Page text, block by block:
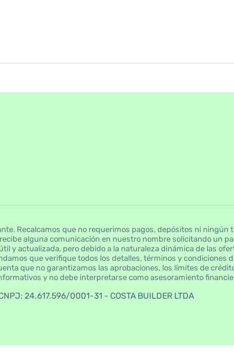
Recalcamos que no requerimos pagos, depósitos ni ningún
alguna comunicación en nuestro nombre solicitando un
y actualizada, pero debido a la naturaleza dinámica de las
que verifique todos los detalles, términos y condiciones
que no garantizamos las aprobaciones, los límites de
y no debe interpretarse como asesoramiento
24.617.596/0001-31 - COSTA BUILDER LTDA